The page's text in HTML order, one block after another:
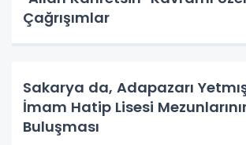
Çağrışımlar
Sakarya da, Adapazarı
İmam Hatip Lisesi
Buluşması